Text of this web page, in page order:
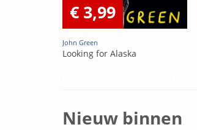
€ 3,99
John Green
Looking for Alaska
Nieuw binnen